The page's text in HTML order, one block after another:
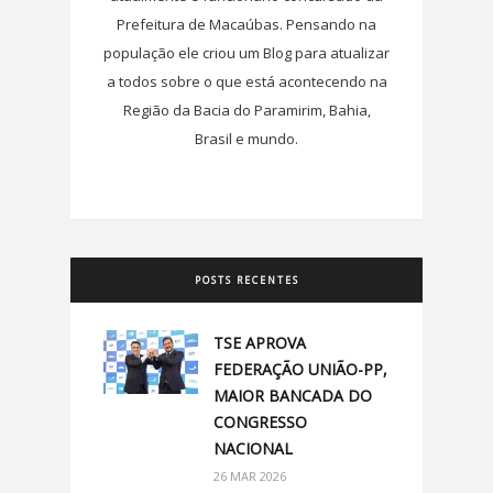
Prefeitura de Macaúbas. Pensando na
população ele criou um Blog para atualizar
a todos sobre o que está acontecendo na
Região da Bacia do Paramirim, Bahia,
Brasil e mundo.
POSTS RECENTES
TSE APROVA
FEDERAÇÃO UNIÃO-PP,
MAIOR BANCADA DO
CONGRESSO
NACIONAL
26 MAR 2026